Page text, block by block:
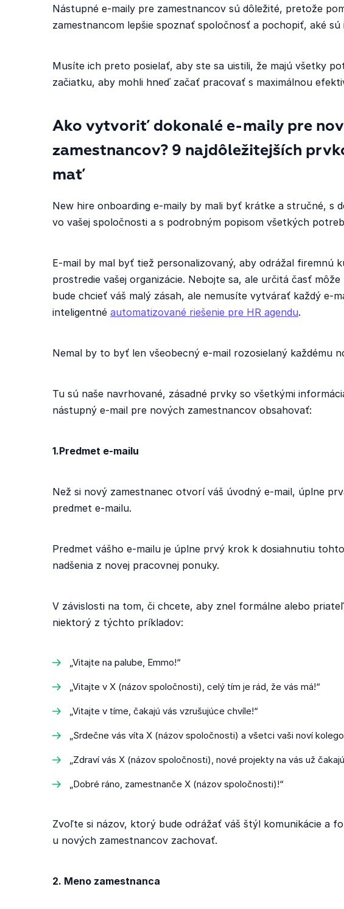
Nástupné e-maily pre zamestnancov sú dôležité, pretože
zamestnancom lepšie spoznať spoločnosť a pochopiť, aké sú
Musíte ich preto posielať, aby ste sa uistili, že majú všetky
začiatku, aby mohli hneď začať pracovať s maximálnou
Ako vytvoriť dokonalé e-maily pre
zamestnancov? 9 najdôležitejších
mať
New hire onboarding e-maily by mali byť krátke a stručné, s
vo vašej spoločnosti a s podrobným popisom všetkých
E-mail by mal byť tiež personalizovaný, aby odrážal firemnú
prostredie vašej organizácie. Nebojte sa, ale určitá časť
bude chcieť váš malý zásah, ale nemusíte vytvárať každý e-
inteligentné automatizované riešenie pre HR agendu.
Nemal by to byť len všeobecný e-mail rozosielaný každému
Tu sú naše navrhované, zásadné prvky so všetkými
nástupný e-mail pre nových zamestnancov obsahovať:
1.Predmet e-mailu
Než si nový zamestnanec otvorí váš úvodný e-mail, úplne
predmet e-mailu.
Predmet vášho e-mailu je úplne prvý krok k dosiahnutiu
nadšenia z novej pracovnej ponuky.
V závislosti na tom, či chcete, aby znel formálne alebo
niektorý z týchto príkladov:
„Vitajte na palube, Emmo!“
„Vitajte v X (názov spoločnosti), celý tím je rád, že vás má!“
„Vitajte v tíme, čakajú vás vzrušujúce chvíle!“
„Srdečne vás víta X (názov spoločnosti) a všetci vaši noví
„Zdraví vás X (názov spoločnosti), nové projekty na vás už
„Dobré ráno, zamestnanče X (názov spoločnosti)!“
Zvoľte si názov, ktorý bude odrážať váš štýl komunikácie a
u nových zamestnancov zachovať.
2. Meno zamestnanca